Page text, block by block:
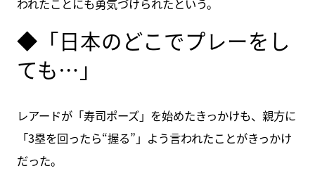
◆「日本のどこでプレーをし
ても…」
レアードが「寿司ポーズ」を始めたきっかけも、親方に
「3塁を回ったら“握る”」よう言われたことがきっかけ
だった。